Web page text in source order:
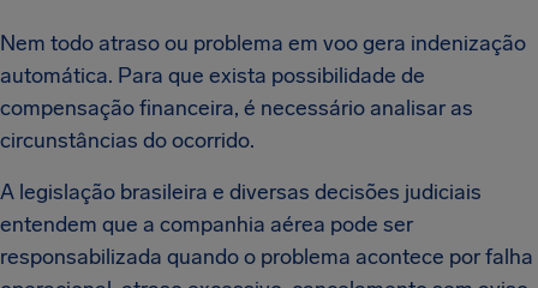
Nem todo atraso ou problema em voo gera indenização
automática. Para que exista possibilidade de
compensação financeira, é necessário analisar as
circunstâncias do ocorrido.
A legislação brasileira e diversas decisões judiciais
entendem que a companhia aérea pode ser
responsabilizada quando o problema acontece por falha